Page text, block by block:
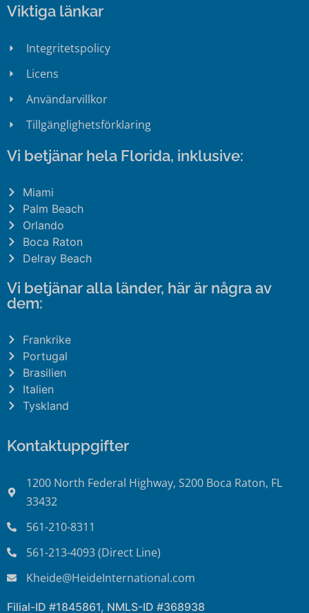
Viktiga länkar
Integritetspolicy
Licens
Användarvillkor
Tillgänglighetsförklaring
Vi betjänar hela Florida, inklusive:
Miami
Palm Beach
Orlando
Boca Raton
Delray Beach
Vi betjänar alla länder, här är några av
dem:
Frankrike
Portugal
Brasilien
Italien
Tyskland
Kontaktuppgifter
1200 North Federal Highway, S200 Boca Raton, FL
33432
561-210-8311
561-213-4093 (Direct Line)
Kheide@HeideInternational.com
Filial-ID #1845861, NMLS-ID #368938